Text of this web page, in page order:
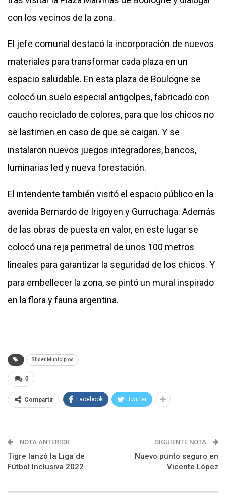
con los vecinos de la zona.
El jefe comunal destacó la incorporación de nuevos
materiales para transformar cada plaza en un
espacio saludable. En esta plaza de Boulogne se
colocó un suelo especial antigolpes, fabricado con
caucho reciclado de colores, para que los chicos no
se lastimen en caso de que se caigan. Y se
instalaron nuevos juegos integradores, bancos,
luminarias led y nueva forestación.
El intendente también visitó el espacio público en la
avenida Bernardo de Irigoyen y Gurruchaga. Además
de las obras de puesta en valor, en este lugar se
colocó una reja perimetral de unos 100 metros
lineales para garantizar la seguridad de los chicos. Y
para embellecer la zona, se pintó un mural inspirado
en la flora y fauna argentina.
Slider Municipios
0
Compartir Facebook Twitter
NOTA ANTERIOR
Tigre lanzó la Liga de
Fútbol Inclusiva 2022
SIGUIENTE NOTA
Nuevo punto seguro en
Vicente López